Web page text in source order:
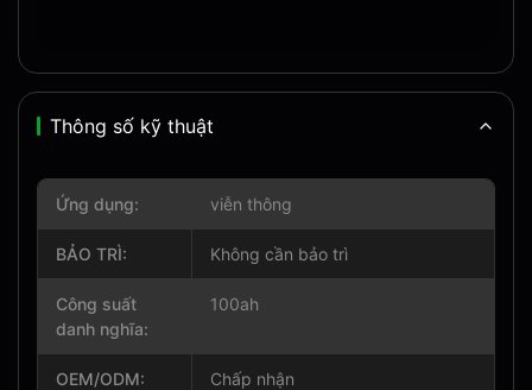
Thông số kỹ thuật
Ứng dụng: viễn thông
BẢO TRÌ: Không cần bảo trì
Công suất
danh nghĩa:
100ah
OEM/ODM: Chấp nhận